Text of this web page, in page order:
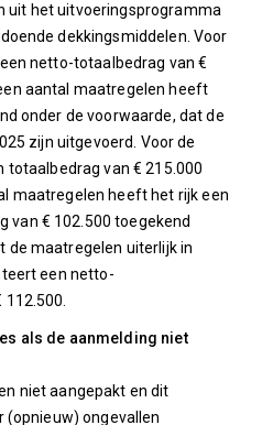
uit het uitvoeringsprogramma
dekkingsmiddelen. Voor
netto-totaalbedrag van €
aantal maatregelen heeft
onder de voorwaarde, dat de
zijn uitgevoerd. Voor de
totaalbedrag van € 215.000
maatregelen heeft het rijk een
van € 102.500 toegekend
de maatregelen uiterlijk in
een netto-
als de aanmelding niet
niet aangepakt en dit
(opnieuw) ongevallen